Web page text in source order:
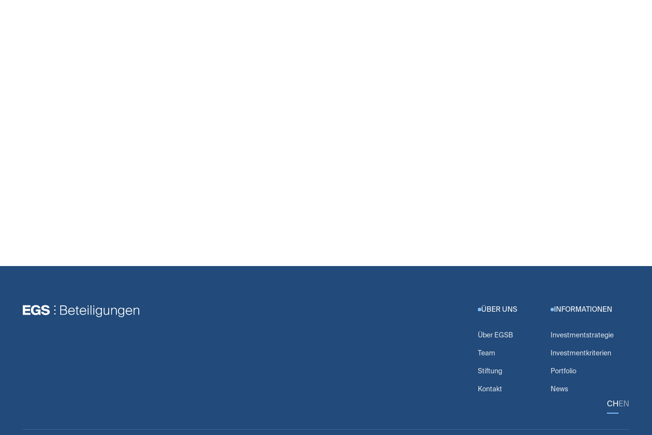
ÜBER UNS
Über EGSB
Team
Stiftung
Kontakt
INFORMATIONEN
Investmentstrategie
Investmentkriterien
Portfolio
News
CH EN